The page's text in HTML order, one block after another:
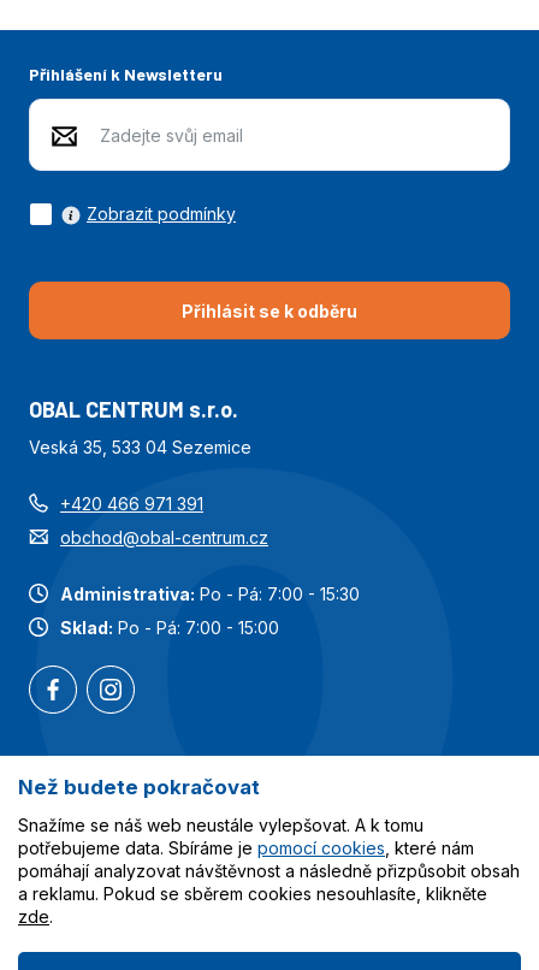
Přihlášení k Newsletteru
Přihlásit se k odběru
Zobrazit podmínky
OBAL CENTRUM s.r.o.
Veská 35, 533 04 Sezemice
+420 466 971 391
obchod@obal-centrum.cz
Administrativa: Po - Pá: 7:00 - 15:30
Sklad: Po - Pá: 7:00 - 15:00
Nejoblíbenější kategorie
Služby
Vše o nákupu
Než budete pokračovat
Snažíme se náš web neustále vylepšovat. A k tomu
potřebujeme data. Sbíráme je pomocí cookies , které nám
pomáhají analyzovat návštěvnost a následně přizpůsobit obsah
a reklamu. Pokud se sběrem cookies nesouhlasíte, klikněte
zde.